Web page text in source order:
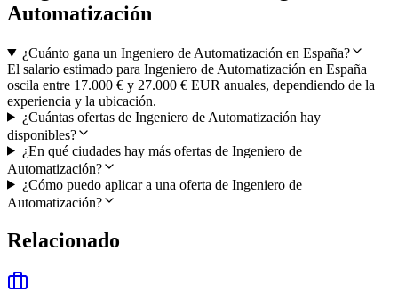
Automatización
¿Cuánto gana un Ingeniero de Automatización en España?
El salario estimado para Ingeniero de Automatización en España
oscila entre 17.000 € y 27.000 € EUR anuales, dependiendo de la
experiencia y la ubicación.
¿Cuántas ofertas de Ingeniero de Automatización hay
disponibles?
¿En qué ciudades hay más ofertas de Ingeniero de
Automatización?
¿Cómo puedo aplicar a una oferta de Ingeniero de
Automatización?
Relacionado